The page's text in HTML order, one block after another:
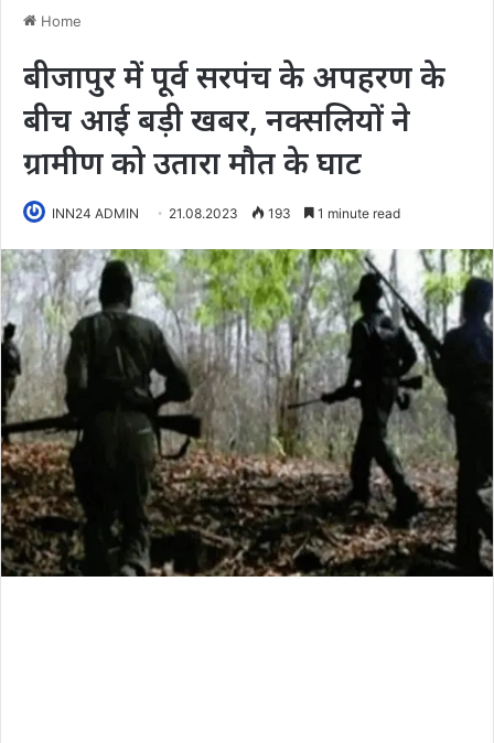
Home
बीजापुर में पूर्व सरपंच के अपहरण के
बीच आई बड़ी खबर, नक्‍सलियों ने
ग्रामीण को उतारा मौत के घाट
INN24 ADMIN 21.08.2023 193 1 minute read